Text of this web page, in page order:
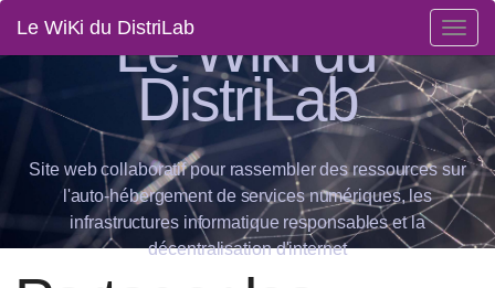
Le WiKi du DistriLabLe Wiki du
DistriLab
Site web collaboratif pour rassembler des ressources sur
l'auto-hébergement de services numériques, les
infrastructures informatique responsables et la
décentralisation d'internet